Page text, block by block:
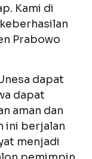
Kami di
Prabowo
dapat
dapat
aman dan
ini berjalan
menjadi